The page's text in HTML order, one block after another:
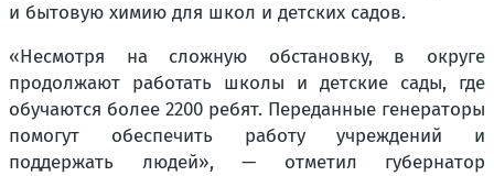
и бытовую химию для школ и детских садов.
«Несмотря на сложную обстановку, в округе
продолжают работать школы и детские сады, где
обучаются более 2200 ребят. Переданные генераторы
помогут обеспечить работу учреждений и
поддержать людей», — отметил губернатор